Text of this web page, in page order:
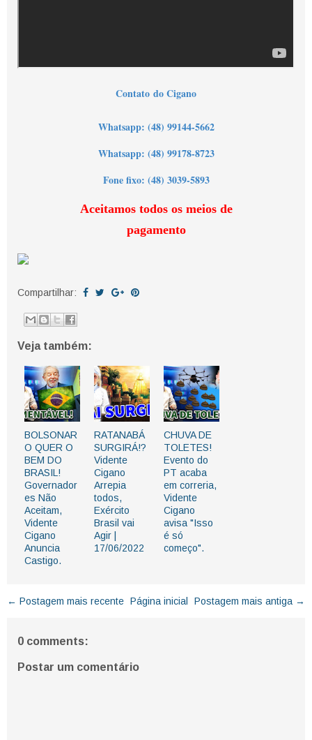
Contato do Cigano
Whatsapp: (48) 99144-5662
Whatsapp: (48) 99178-8723
Fone fixo: (48) 3039-5893
Aceitamos todos os meios de
pagamento
Compartilhar:
Veja também:
BOLSONAR
O QUER O
BEM DO
BRASIL!
Governador
es Não
Aceitam,
Vidente
Cigano
Anuncia
Castigo.
RATANABÁ
SURGIRÁ!?
Vidente
Cigano
Arrepia
todos,
Exército
Brasil vai
Agir |
17/06/2022
CHUVA DE
TOLETES!
Evento do
PT acaba
em correria,
Vidente
Cigano
avisa "Isso
é só
começo".
← Postagem mais recente Postagem mais antiga →
Página inicial
0 comments:
Postar um comentário